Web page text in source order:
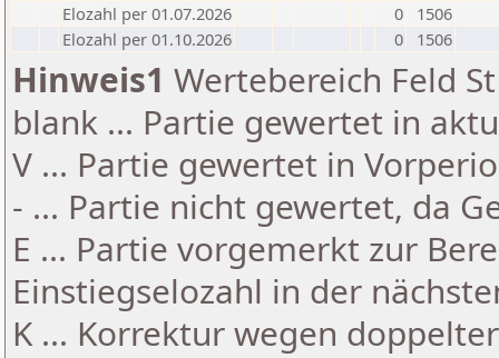
Elozahl per 01.07.2026
0
1506
Elozahl per 01.10.2026
0 1506
Hinweis1 Wertebereich Feld
blank ... Partie gewertet in
V ... Partie gewertet in
- ... Partie nicht gewertet, da
E ... Partie vorgemerkt zur
Einstiegselozahl in der
K ... Korrektur wegen